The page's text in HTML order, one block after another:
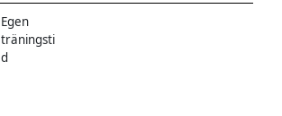
Egen
träningsti
d